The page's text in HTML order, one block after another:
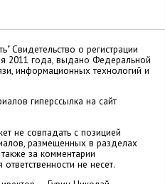
Cвидетельство о регистрации
года, выдано Федеральной
информационных технологий и
гиперссылка на сайт
не совпадать с позицией
размещенных в разделах
за комментарии
не несет.